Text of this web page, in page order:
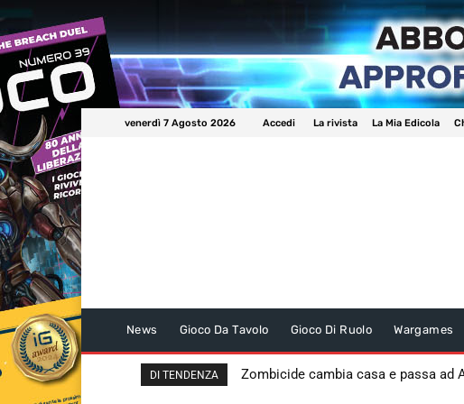
venerdì 7 Agosto 2026 Accedi La rivista La Mia Edicola
News Gioco Da Tavolo Gioco Di Ruolo Wargames
DI TENDENZA Zombicide cambia casa e passa ad